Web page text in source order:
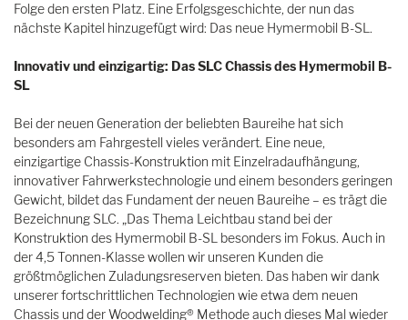
Folge den ersten Platz. Eine Erfolgsgeschichte, der nun das
nächste Kapitel hinzugefügt wird: Das neue Hymermobil B-SL.
Innovativ und einzigartig: Das SLC Chassis des Hymermobil B-
SL
Bei der neuen Generation der beliebten Baureihe hat sich
besonders am Fahrgestell vieles verändert. Eine neue,
einzigartige Chassis-Konstruktion mit Einzelradaufhängung,
innovativer Fahrwerkstechnologie und einem besonders geringen
Gewicht, bildet das Fundament der neuen Baureihe – es trägt die
Bezeichnung SLC. „Das Thema Leichtbau stand bei der
Konstruktion des Hymermobil B-SL besonders im Fokus. Auch in
der 4,5 Tonnen-Klasse wollen wir unseren Kunden die
größtmöglichen Zuladungsreserven bieten. Das haben wir dank
unserer fortschrittlichen Technologien wie etwa dem neuen
Chassis und der Woodwelding® Methode auch dieses Mal wieder